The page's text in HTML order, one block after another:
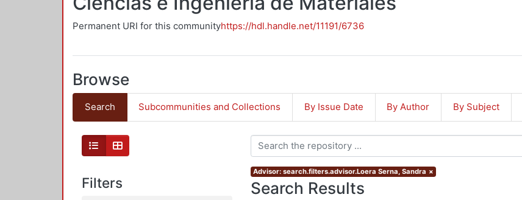
Permanent URI for this communityhttps://hdl.handle.net/11191/6736
Browse
Search Subcommunities and Collections By Issue Date By Author By Subject
Filters
Advisor: search.filters.advisor.Loera Serna, Sandra ×
Search Results